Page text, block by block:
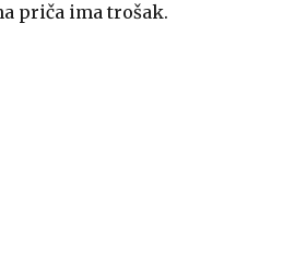
priča ima trošak.